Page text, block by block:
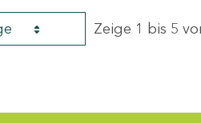
Zeige 1 bis 5